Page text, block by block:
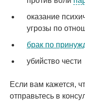
оказание
угрозы по
брак по
убийство чести
Если вам кажется,
отправьтесь в